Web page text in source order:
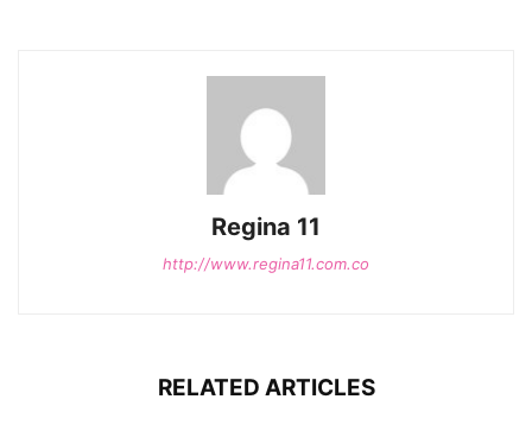
Regina 11
http://www.regina11.com.co
RELATED ARTICLES